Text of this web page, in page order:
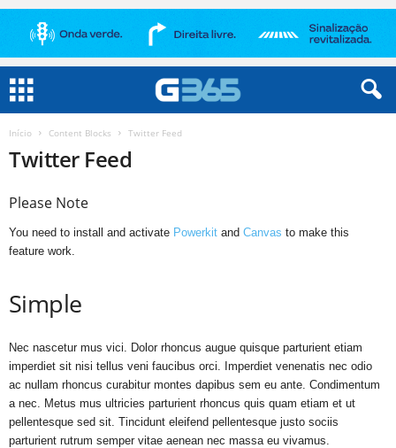
Início Content Blocks Twitter Feed
Twitter Feed
Please Note
You need to install and activate Powerkit and Canvas to make this
feature work.
Simple
Nec nascetur mus vici. Dolor rhoncus augue quisque parturient etiam
imperdiet sit nisi tellus veni faucibus orci. Imperdiet venenatis nec odio
ac nullam rhoncus curabitur montes dapibus sem eu ante. Condimentum
a nec. Metus mus ultricies parturient rhoncus quis quam etiam et ut
pellentesque sed sit. Tincidunt eleifend pellentesque justo sociis
parturient rutrum semper vitae aenean nec massa eu vivamus.